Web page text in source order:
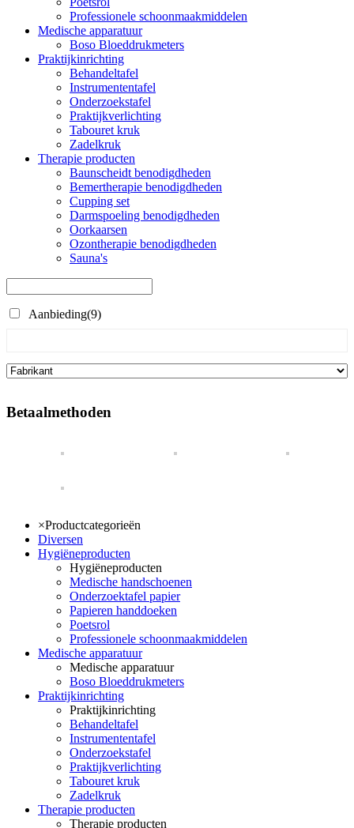
Professionele schoonmaakmiddelen
Medische apparatuur
Boso Bloeddrukmeters
Praktijkinrichting
Behandeltafel
Instrumententafel
Onderzoekstafel
Praktijkverlichting
Tabouret kruk
Zadelkruk
Therapie producten
Baunscheidt benodigdheden
Bemertherapie benodigdheden
Cupping set
Darmspoeling benodigdheden
Oorkaarsen
Ozontherapie benodigdheden
Sauna's
Aanbieding(9)
Betaalmethoden
×Productcategorieën
Diversen
Hygiëneproducten
Hygiëneproducten
Medische handschoenen
Onderzoektafel papier
Papieren handdoeken
Poetsrol
Professionele schoonmaakmiddelen
Medische apparatuur
Medische apparatuur
Boso Bloeddrukmeters
Praktijkinrichting
Praktijkinrichting
Behandeltafel
Instrumententafel
Onderzoekstafel
Praktijkverlichting
Tabouret kruk
Zadelkruk
Therapie producten
Therapie producten